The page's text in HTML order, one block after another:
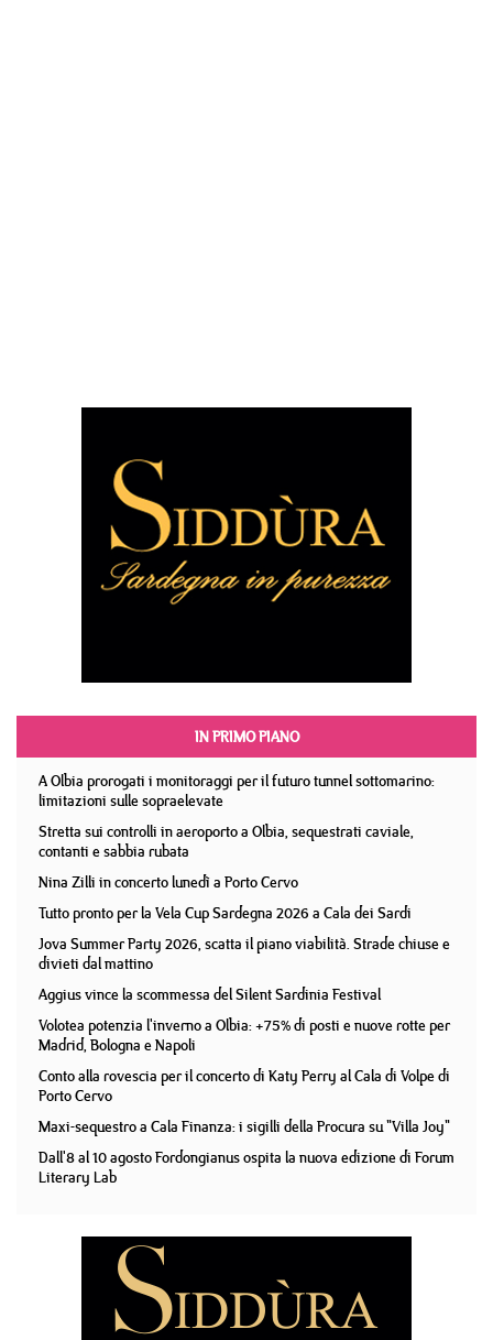
IN PRIMO PIANO
A Olbia prorogati i monitoraggi per il futuro tunnel sottomarino:
limitazioni sulle sopraelevate
Stretta sui controlli in aeroporto a Olbia, sequestrati caviale,
contanti e sabbia rubata
Nina Zilli in concerto lunedì a Porto Cervo
Tutto pronto per la Vela Cup Sardegna 2026 a Cala dei Sardi
Jova Summer Party 2026, scatta il piano viabilità. Strade chiuse e
divieti dal mattino
Aggius vince la scommessa del Silent Sardinia Festival
Volotea potenzia l'inverno a Olbia: +75% di posti e nuove rotte per
Madrid, Bologna e Napoli
Conto alla rovescia per il concerto di Katy Perry al Cala di Volpe di
Porto Cervo
Maxi-sequestro a Cala Finanza: i sigilli della Procura su "Villa Joy"
Dall'8 al 10 agosto Fordongianus ospita la nuova edizione di Forum
Literary Lab